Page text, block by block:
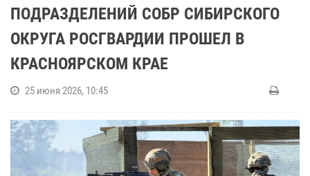
ПОДРАЗДЕЛЕНИЙ СОБР СИБИРСКОГО
ОКРУГА РОСГВАРДИИ ПРОШЕЛ В
КРАСНОЯРСКОМ КРАЕ
25 июня 2026, 10:45